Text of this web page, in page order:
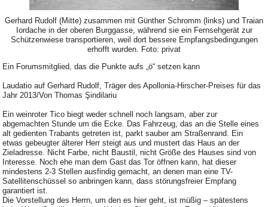
Gerhard Rudolf (Mitte) zusammen mit Günther Schromm (links) und Traian
Iordache in der oberen Burggasse, während sie ein Fernsehgerät zur
Schützenwiese transportieren, weil dort bessere Empfangsbedingungen
erhofft wurden. Foto: privat
Ein Forumsmitglied, das die Punkte aufs „ö“ setzen kann
Laudatio auf Gerhard Rudolf, Träger des Apollonia-Hirscher-Preises für das
Jahr 2013/Von Thomas Şindilariu
Ein weinroter Tico biegt weder schnell noch langsam, aber zur
abgemachten Stunde um die Ecke. Das Fahrzeug, das an die Stelle eines
alt gedienten Trabants getreten ist, parkt sauber am Straßenrand. Ein
etwas gebeugter älterer Herr steigt aus und mustert das Haus an der
Zieladresse. Nicht Farbe, nicht Baustil, nicht Größe des Hauses sind von
Interesse. Noch ehe man dem Gast das Tor öffnen kann, hat dieser
mindestens 2-3 Stellen ausfindig gemacht, an denen man eine TV-
Satellitenschüssel so anbringen kann, dass störungsfreier Empfang
garantiert ist.
Die Vorstellung des Herrn, um den es hier geht, ist müßig – spätestens